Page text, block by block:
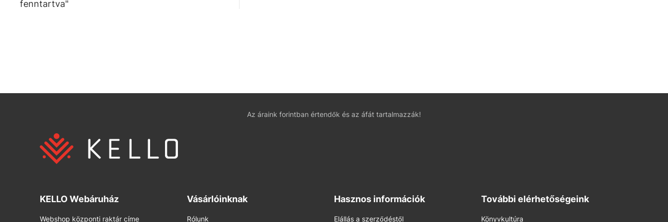
fenntartva"
Az áraink forintban értendők és az áfát tartalmazzák!
KELLO Webáruház
Webshop központi raktár címe
Vásárlóinknak
Rólunk
Hasznos információk
Elállás a szerződéstől
További elérhetőségeink
Könyvkultúra